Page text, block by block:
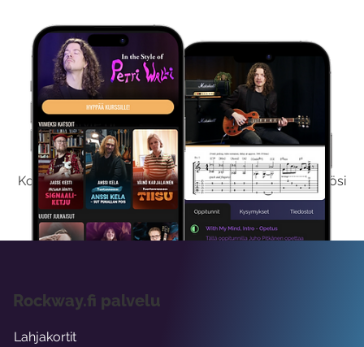
Kokeile Ilmaiseksi
Kokeilemalla ilmaiseksi saat koko sisältömme käyttöösi
viikon ajaksi.
Rockway.fi palvelu
Lahjakortit